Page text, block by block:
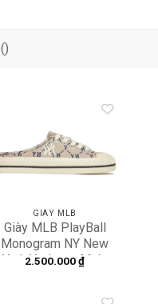
()
Add to
wishlist
GIÀY MLB
Giày MLB PlayBall
Monogram NY New
York Yankees Mule
2.500.000₫